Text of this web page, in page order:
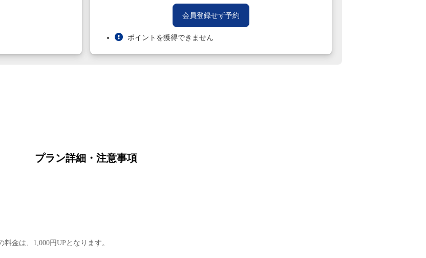
会員登録せず予約
ポイントを獲得できません
プラン詳細・注意事項
金は、1,000円UPとなります。